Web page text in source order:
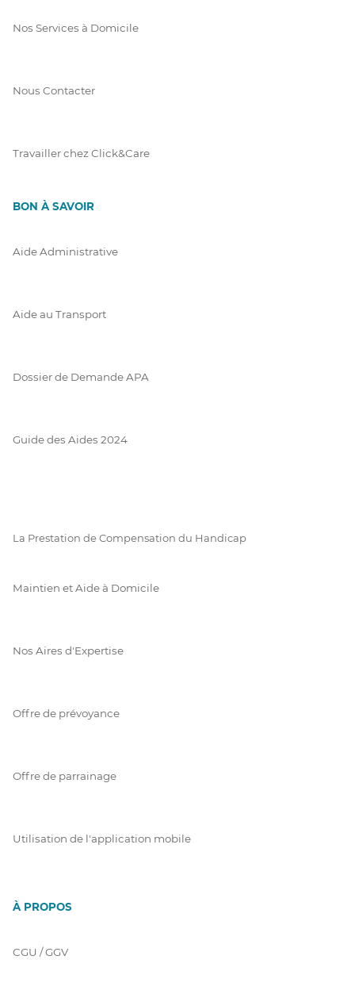
Nos Services à Domicile
Nous Contacter
Travailler chez Click&Care
BON À SAVOIR
Aide Administrative
Aide au Transport
Dossier de Demande APA
Guide des Aides 2024
La Prestation de Compensation du Handicap
Maintien et Aide à Domicile
Nos Aires d'Expertise
Offre de prévoyance
Offre de parrainage
Utilisation de l'application mobile
À PROPOS
CGU / GGV